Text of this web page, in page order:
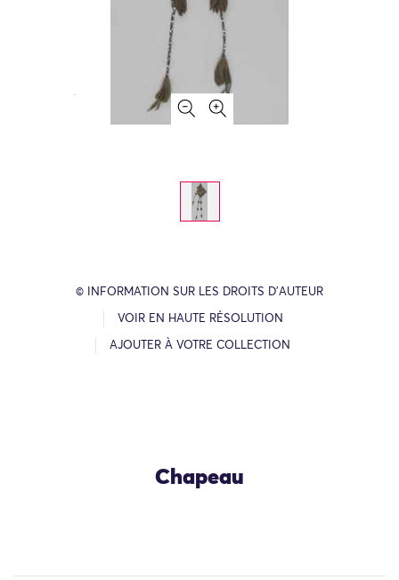
© INFORMATION SUR LES DROITS D’AUTEUR
VOIR EN HAUTE RÉSOLUTION
AJOUTER À VOTRE COLLECTION
Chapeau